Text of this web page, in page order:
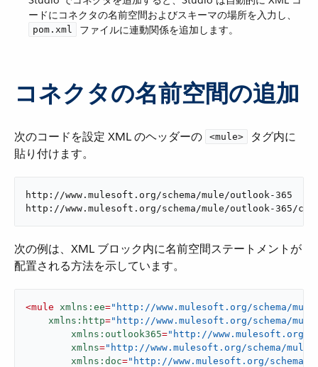
ードにコネクタの名前空間およびスキーマの場所を入力し、​
pom.xml ​ ファイルに連動関係を追加します。
コネクタの名前空間の追加
次のコードを設定 XML のヘッダーの ​ <mule>
​ タグ内に
貼り付けます。
http://www.mulesoft.org/schema/mule/outlook-365
http://www.mulesoft.org/schema/mule/outlook-365/
次の例は、XML ブロック内に名前空間ステートメントが
配置される方法を示しています。
<mule xmlns:ee="http://www.mulesoft.org/schema/
xmlns:http="http://www.mulesoft.org/schema/
xmlns:outlook365="http://www.mulesoft.org/
xmlns="http://www.mulesoft.org/schema/mule/
xmlns:doc="http://www.mulesoft.org/schema/